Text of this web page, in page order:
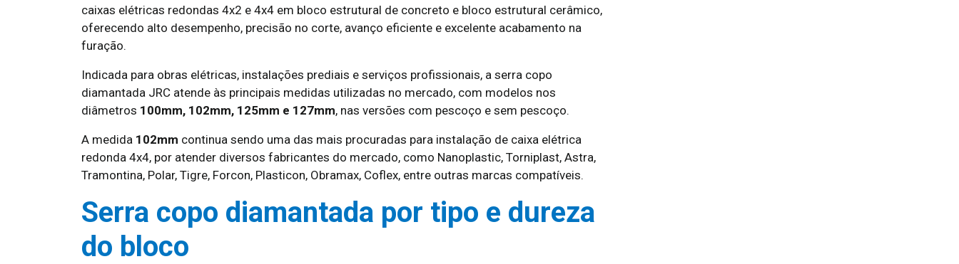
caixas elétricas redondas 4x2 e 4x4 em bloco estrutural de concreto e bloco estrutural cerâmico,
oferecendo alto desempenho, precisão no corte, avanço eficiente e excelente acabamento na
furação.
Indicada para obras elétricas, instalações prediais e serviços profissionais, a serra copo
diamantada JRC atende às principais medidas utilizadas no mercado, com modelos nos
diâmetros 100mm, 102mm, 125mm e 127mm, nas versões com pescoço e sem pescoço.
A medida 102mm continua sendo uma das mais procuradas para instalação de caixa elétrica
redonda 4x4, por atender diversos fabricantes do mercado, como Nanoplastic, Torniplast, Astra,
Tramontina, Polar, Tigre, Forcon, Plasticon, Obramax, Coflex, entre outras marcas compatíveis.
Serra copo diamantada por tipo e dureza
do bloco